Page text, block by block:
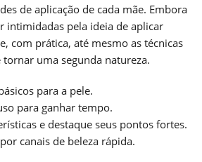
de aplicação de cada mãe. Embora
intimidadas pela ideia de aplicar
com prática, até mesmo as técnicas
uma segunda natureza.
para a pele.
para ganhar tempo.
e destaque seus pontos fortes.
canais de beleza rápida.